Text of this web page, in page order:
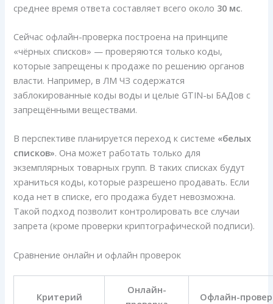
среднее время ответа составляет всего около 30 мс.
Сейчас офлайн-проверка построена на принципе
«чёрных списков» — проверяются только коды,
которые запрещены к продаже по решению органов
власти. Например, в ЛМ ЧЗ содержатся
заблокированные коды воды и целые GTIN-ы БАДов с
запрещёнными веществами.
В перспективе планируется переход к системе «белых
списков». Она может работать только для
экземплярных товарных групп. В таких списках будут
храниться коды, которые разрешено продавать. Если
кода нет в списке, его продажа будет невозможна.
Такой подход позволит контролировать все случаи
запрета (кроме проверки криптографической подписи).
Сравнение онлайн и офлайн проверок
Критерий
Онлайн-
Офлайн-